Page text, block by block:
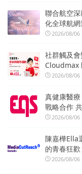
聯合航空
化全球航
2026/08/06
社群觸及
Cloudmax
2026/08/06
真健康醫
戰略合作
2026/08/06
陳嘉樺Ella
的青春狂歡
2026/08/06